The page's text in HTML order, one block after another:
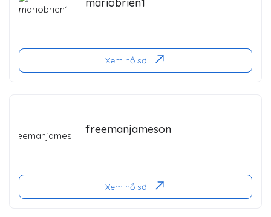
Xem hồ sơ
freemanjameson
Xem hồ sơ